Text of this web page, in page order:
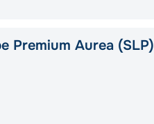
Premium Aurea (SLP)